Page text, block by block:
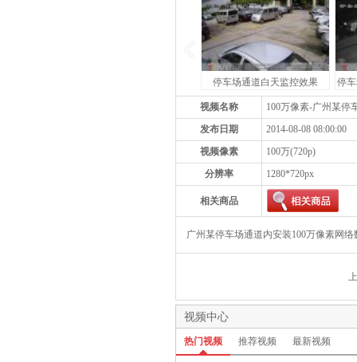
停车场通道白天监控效果 停
视频名称
100万像素-广州某停
发布日期
2014-08-08 08:00:00
视频像素
100万(720p)
分辨率
1280*720px
相关商品
广州某停车场通道内安装100万像素网
视频中心
热门视频 推荐视频 最新视频